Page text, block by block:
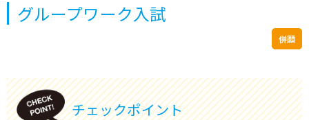
グループワーク入試
併願
チェックポイント